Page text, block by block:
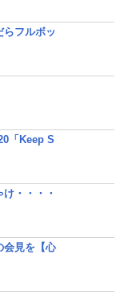
らフルボッ
「Keep S
・・・・
会見を【心